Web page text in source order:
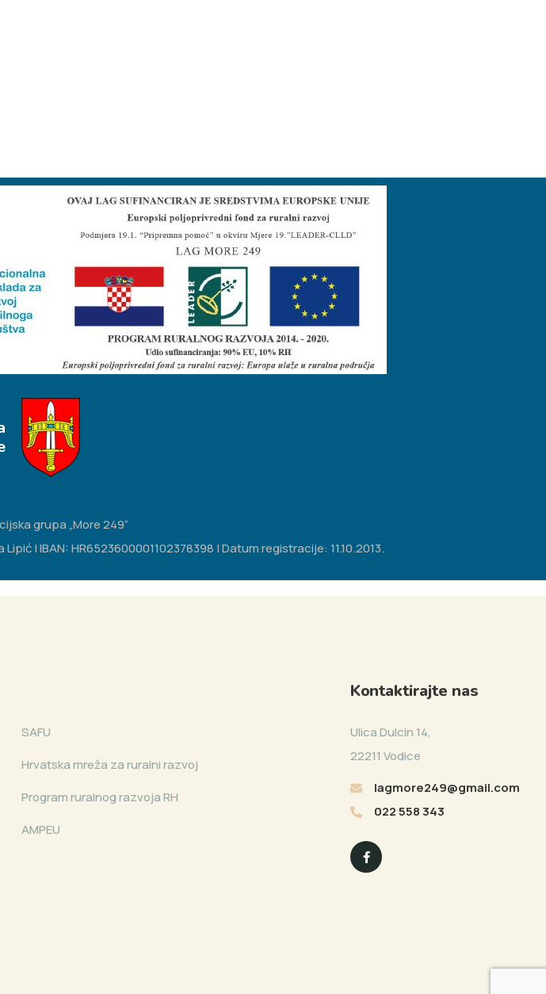
grupa „More 249“
| IBAN: HR6523600001102378398 | Datum registracije: 11.10.2013.
SAFU
Hrvatska mreža za ruralni razvoj
Program ruralnog razvoja RH
AMPEU
Kontaktirajte nas
Ulica Dulcin 14,
22211 Vodice
lagmore249@gmail.com
022 558 343